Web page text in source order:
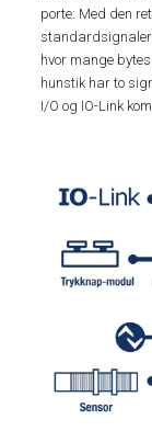
porte: Med den
hvor mange
hunstik har to
I/O og IO-Link